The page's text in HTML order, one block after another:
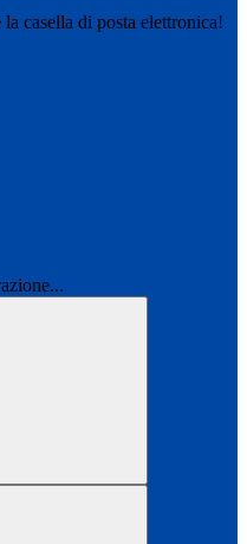
casella di posta elettronica!